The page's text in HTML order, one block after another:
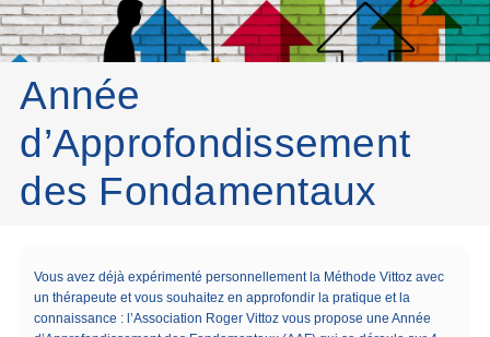
Année
d’Approfondissement
des Fondamentaux
Vous avez déjà expérimenté personnellement la Méthode Vittoz avec
un thérapeute et vous souhaitez en approfondir la pratique et la
connaissance : l’Association Roger Vittoz vous propose une Année